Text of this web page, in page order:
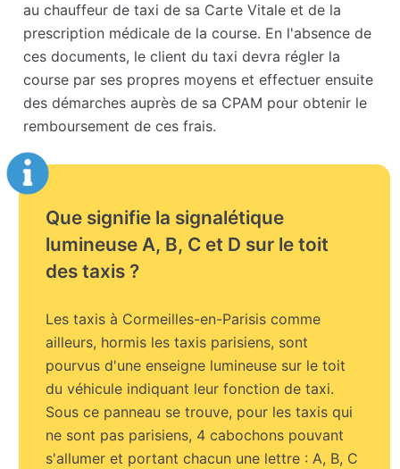
au chauffeur de taxi de sa Carte Vitale et de la
prescription médicale de la course. En l'absence de
ces documents, le client du taxi devra régler la
course par ses propres moyens et effectuer ensuite
des démarches auprès de sa CPAM pour obtenir le
remboursement de ces frais.
Que signifie la signalétique
lumineuse A, B, C et D sur le toit
des taxis ?
Les taxis à Cormeilles-en-Parisis comme
ailleurs, hormis les taxis parisiens, sont
pourvus d'une enseigne lumineuse sur le toit
du véhicule indiquant leur fonction de taxi.
Sous ce panneau se trouve, pour les taxis qui
ne sont pas parisiens, 4 cabochons pouvant
s'allumer et portant chacun une lettre : A, B, C